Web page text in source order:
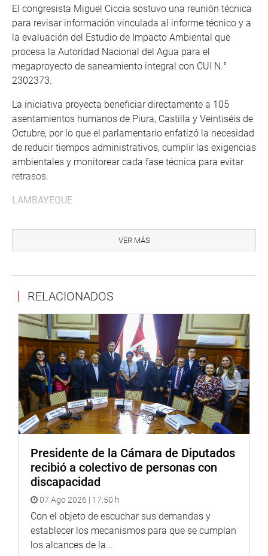
El congresista Miguel Ciccia sostuvo una reunión técnica
para revisar información vinculada al informe técnico y a
la evaluación del Estudio de Impacto Ambiental que
procesa la Autoridad Nacional del Agua para el
megaproyecto de saneamiento integral con CUI N.°
2302373.
La iniciativa proyecta beneficiar directamente a 105
asentamientos humanos de Piura, Castilla y Veintiséis de
Octubre, por lo que el parlamentario enfatizó la necesidad
de reducir tiempos administrativos, cumplir las exigencias
ambientales y monitorear cada fase técnica para evitar
retrasos.
LAMBAYEQUE
sector California, en el distrito de San José, donde recogió
las demandas de la población sobre el proyecto de agua
Durante la actividad, los vecinos informaron que el
proyecto cuenta con perfil aprobado; sin embargo, la
actual unidad ejecutora no dispone de presupuesto para
elaborar el expediente técnico. Ante ello, la Municipalidad
Distrital de San José gestionará un convenio con el
Gobierno Regional de Lambayeque para cambiar la
unidad ejecutora y viabilizar el financiamiento de esta
etapa.
La parlamentaria señaló que continuará acompañando
las coordinaciones para que la obra avance y responda a
LA LIBERTAD
En tanto, el legislador Diego Bazán supervisó los avances
de la renovación del puente Bocatoma Tanguche–Pampa
Blanca, ubicado en el distrito de Chao, provincia de Virú.
La obra, impulsada y seguida por el parlamentario
durante más de dos años, busca mejorar la seguridad y
VER MÁS
RELACIONADOS
Presidente de la Cámara de Diputados
recibió a colectivo de personas con
discapacidad
07 Ago 2026 | 17:50 h
Con el objeto de escuchar sus demandas y
establecer los mecanismos para que se cumplan
los alcances de la...